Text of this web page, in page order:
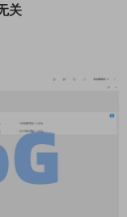
关